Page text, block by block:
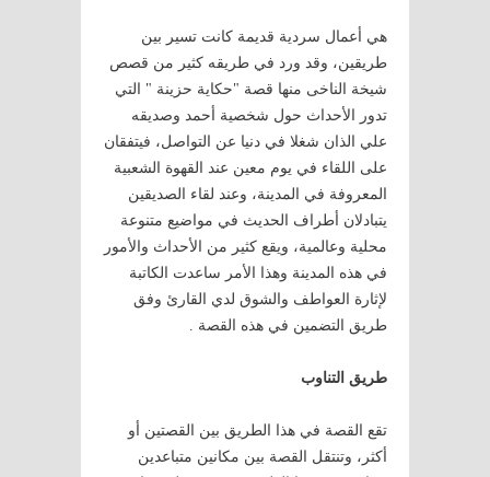
هي أعمال سردية قديمة كانت تسير بين
طريقين، وقد ورد في طريقه كثير من قصص
شيخة الناخى منها قصة "حكاية حزينة " التي
تدور الأحداث حول شخصية أحمد وصديقه
علي الذان شغلا في دنيا عن التواصل، فيتفقان
على اللقاء في يوم معين عند القهوة الشعبية
المعروفة في المدينة، وعند لقاء الصديقين
يتبادلان أطراف الحديث في مواضيع متنوعة
محلية وعالمية، ويقع كثير من الأحداث والأمور
في هذه المدينة وهذا الأمر ساعدت الكاتبة
لإثارة العواطف والشوق لدي القارئ وفق
طريق التضمين في هذه القصة .
طريق التناوب
تقع القصة في هذا الطريق بين القصتين أو
أكثر، وتنتقل القصة بين مكانين متباعدين